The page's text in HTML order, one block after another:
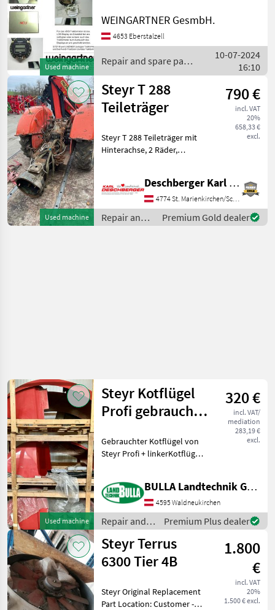
Used machine
Traktoren) Digital-Display 2-
Traktormeter ist das LCD-
WEINGARTNER GesmbH.
4653 Eberstalzell
Repair and spare parts
/ Steyr
10-07-2024
16:10
Used machine
Steyr T 288
Teileträger
790 €
incl. VAT
20%
658,33 €
excl.
Steyr T 288 Teileträger mit
Hinterachse, 2 Räder,
Deschberger Repair and
spare parts Tractor spare
parts
Deschberger Karl Landtechnik GesmbH & Co KG
4774 St. Marienkirchen/Schärding
Repair and
spare parts /
Premium Gold dealer
Used machine
Steyr Kotflügel
Profi gebraucht
320 €
incl. VAT/
mediation
283,19 €
excl.
Gebrauchter Kotflügel von
Steyr Profi + linkerKotflügel
Außentaster für Zapfwelle,
Hubwerk und
Zusatzsteuergerät Repa
BULLA Landtechnik GmbH Ersatzteile
4595 Waldneukirchen
Repair and
spare parts /
Steyr
Premium Plus dealer
Steyr Terrus
6300 Tier 4B
1.800
€
incl. VAT
20%
1.500 € excl.
Steyr Original Replacement
Part Location: Customer -